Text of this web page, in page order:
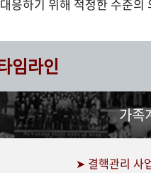
응하기 위해 적정한 수준
임라인
가족
➤ 결핵관리 사